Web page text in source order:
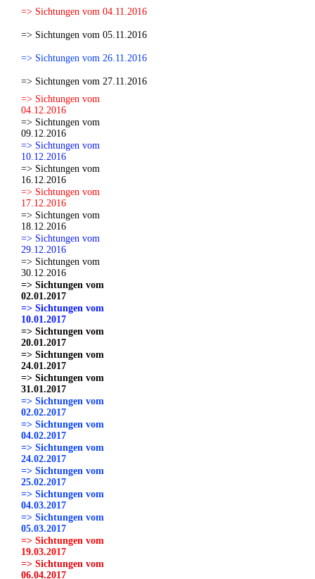
=> Sichtungen vom 04.11.2016
=> Sichtungen vom 05.11.2016
=> Sichtungen vom 26.11.2016
=> Sichtungen vom 27.11.2016
=> Sichtungen vom
04.12.2016
=> Sichtungen vom
09.12.2016
=> Sichtungen vom
10.12.2016
=> Sichtungen vom
16.12.2016
=> Sichtungen vom
17.12.2016
=> Sichtungen vom
18.12.2016
=> Sichtungen vom
29.12.2016
=> Sichtungen vom
30.12.2016
=> Sichtungen vom
02.01.2017
=> Sichtungen vom
10.01.2017
=> Sichtungen vom
20.01.2017
=> Sichtungen vom
24.01.2017
=> Sichtungen vom
31.01.2017
=> Sichtungen vom
02.02.2017
=> Sichtungen vom
04.02.2017
=> Sichtungen vom
24.02.2017
=> Sichtungen vom
25.02.2017
=> Sichtungen vom
04.03.2017
=> Sichtungen vom
05.03.2017
=> Sichtungen vom
19.03.2017
=> Sichtungen vom
06.04.2017